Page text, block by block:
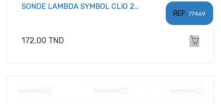
REF: 77469
SONDE LAMBDA SYMBOL CLIO 2...
Prix
172,00 TND